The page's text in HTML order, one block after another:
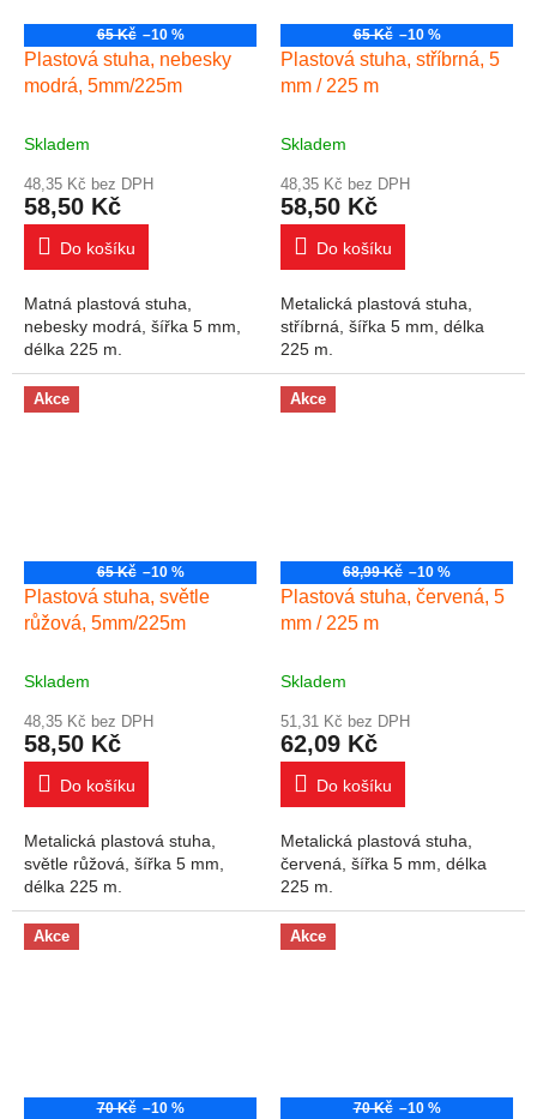
65 Kč –10 %
Plastová stuha, nebesky
modrá, 5mm/225m
Skladem
48,35 Kč bez DPH
58,50 Kč
Do košíku
Matná plastová stuha,
nebesky modrá, šířka 5 mm,
délka 225 m.
65 Kč –10 %
Plastová stuha, stříbrná, 5
mm / 225 m
Skladem
48,35 Kč bez DPH
58,50 Kč
Do košíku
Metalická plastová stuha,
stříbrná, šířka 5 mm, délka
225 m.
Akce
65 Kč –10 %
Plastová stuha, světle
růžová, 5mm/225m
Skladem
48,35 Kč bez DPH
58,50 Kč
Do košíku
Metalická plastová stuha,
světle růžová, šířka 5 mm,
délka 225 m.
Akce
68,99 Kč –10 %
Plastová stuha, červená, 5
mm / 225 m
Skladem
51,31 Kč bez DPH
62,09 Kč
Do košíku
Metalická plastová stuha,
červená, šířka 5 mm, délka
225 m.
Akce
70 Kč –10 %
Akce
70 Kč –10 %